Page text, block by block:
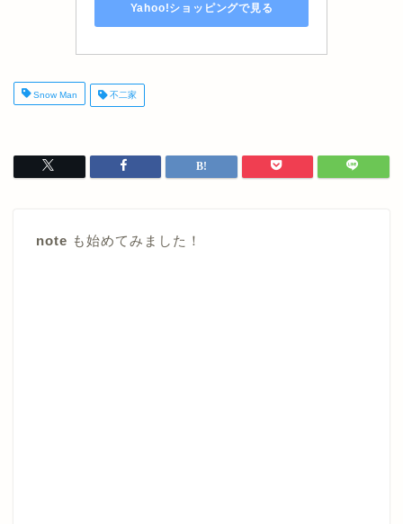
Yahoo!ショッピングで見る
Snow Man 不二家
note も始めてみました！